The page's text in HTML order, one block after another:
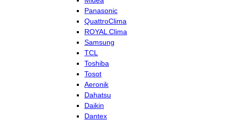
Panasonic
QuattroClima
ROYAL Clima
Samsung
TCL
Toshiba
Tosot
Aeronik
Dahatsu
Daikin
Dantex